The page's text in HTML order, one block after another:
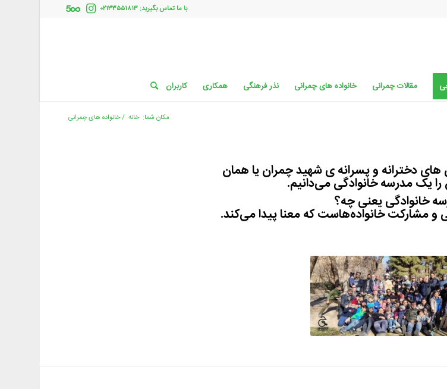
با ما تماس بگیرید: ۰۲۱۳۳۵۵۱۸۱۳
مقالات چمرانی خانواده های چمرانی نذر فرهنگی همکاری کاربران
مکان شما: خانه /خانواده های چمرانی
دخترانه و پسرانه ی شهید چمران یا همان
یک مدرسه خانوادگی می‌دانیم.
خانوادگی یعنی چه؟
و مشارکت خانواده‌هاست که معنا پیدا می‌کند.